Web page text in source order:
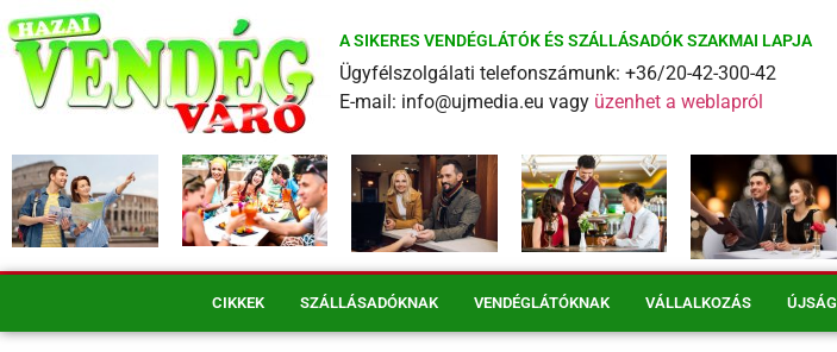
A SIKERES VENDÉGLÁTÓK ÉS SZÁLLÁSADÓK SZAKMAI LAPJA
Ügyfélszolgálati telefonszámunk: +36/20-42-300-42
E-mail: info@ujmedia.eu vagy üzenhet a weblapról
CIKKEK SZÁLLÁSADÓKNAK VENDÉGLÁTÓKNAK VÁLLALKOZÁS ÚJSÁG